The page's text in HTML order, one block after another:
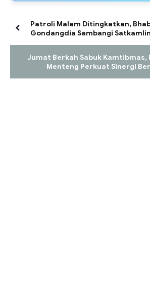
Patroli Malam Ditingkatkan,
Gondangdia Sambangi
Jumat Berkah Sabuk Kamtibmas,
Menteng Perkuat Sinergi